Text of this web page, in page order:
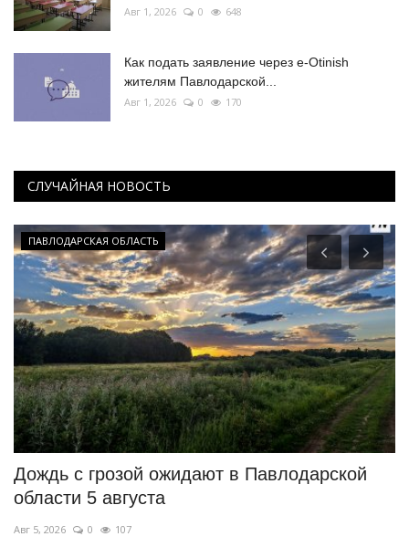
Авг 1, 2026 0 648
Как подать заявление через e-Otinish
жителям Павлодарской...
Авг 1, 2026 0 170
СЛУЧАЙНАЯ НОВОСТЬ
ПАВЛОДАРСКАЯ ОБЛАСТЬ
Дождь с грозой ожидают в Павлодарской
области 5 августа
Авг 5, 2026 0 107